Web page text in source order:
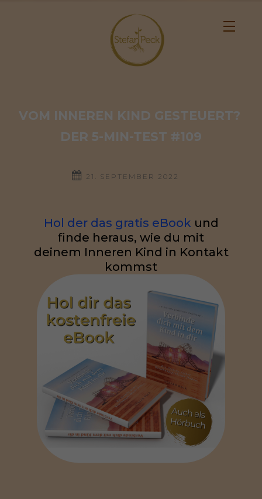
VOM INNEREN KIND GESTEUERT?
DER 5-MIN-TEST #109
21. SEPTEMBER 2022
Hol der das gratis eBook und
finde heraus, wie du mit
deinem Inneren Kind in Kontakt
kommst